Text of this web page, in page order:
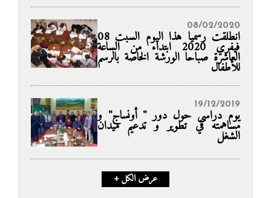
08/02/2020
انطلقت رسميا هذا اليوم السبت 08
فيفري 2020 ابتداء من الساعة
العاشرة صباحا الورشة الخاصة بالرسم
للأطفال
19/12/2019
يوم دراسي حول دور '' أونساج'' و
مساهمته في تطوير و تدعيم ميدان
الشغل
+ عرض الكل